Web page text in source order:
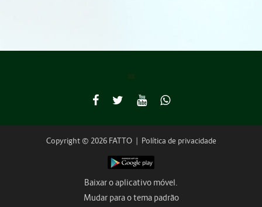
Copyright © 2026 FATTO | Política de privacidade
Baixar o aplicativo móvel.
Mudar para o tema padrão